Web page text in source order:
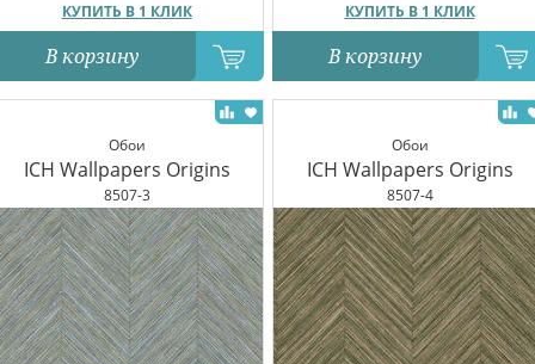
КУПИТЬ В 1 КЛИК
В корзину
КУПИТЬ В 1 КЛИК
В корзину
Обои
ICH Wallpapers Origins
8507-3
Обои
ICH Wallpapers Origins
8507-4